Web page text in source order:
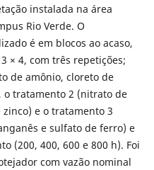
instalada na área
Rio Verde. O
é em blocos ao acaso,
× 4, com três repetições;
de amônio, cloreto de
o tratamento 2 (nitrato de
e o tratamento 3
e sulfato de ferro) e
(200, 400, 600 e 800 h). Foi
com vazão nominal